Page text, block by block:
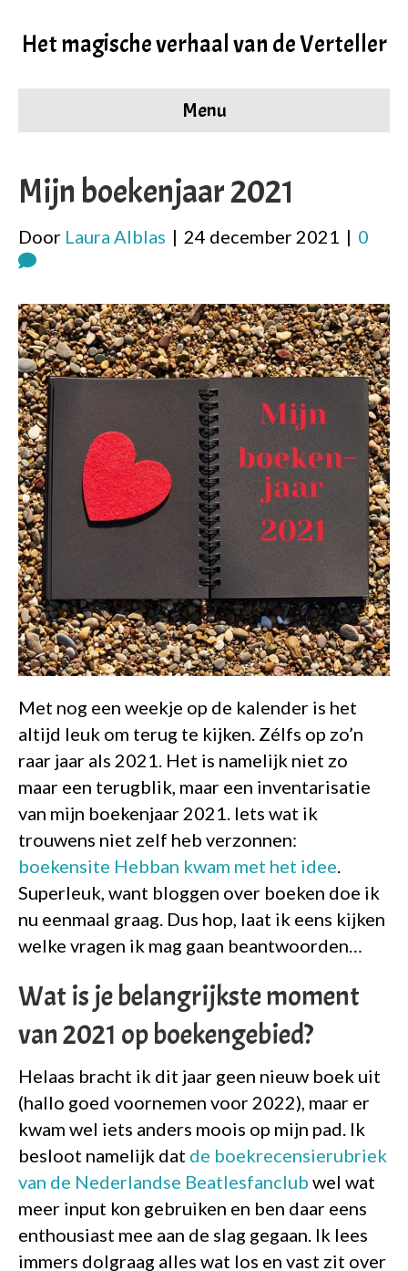
Het magische verhaal van de Verteller
Menu
Mijn boekenjaar 2021
Door Laura Alblas | 24 december 2021 | 0
Met nog een weekje op de kalender is het
altijd leuk om terug te kijken. Zélfs op zo’n
raar jaar als 2021. Het is namelijk niet zo
maar een terugblik, maar een inventarisatie
van mijn boekenjaar 2021. Iets wat ik
trouwens niet zelf heb verzonnen:
boekensite Hebban kwam met het idee.
Superleuk, want bloggen over boeken doe ik
nu eenmaal graag. Dus hop, laat ik eens kijken
welke vragen ik mag gaan beantwoorden…
Wat is je belangrijkste moment
van 2021 op boekengebied?
Helaas bracht ik dit jaar geen nieuw boek uit
(hallo goed voornemen voor 2022), maar er
kwam wel iets anders moois op mijn pad. Ik
besloot namelijk dat de boekrecensierubriek
van de Nederlandse Beatlesfanclub wel wat
meer input kon gebruiken en ben daar eens
enthousiast mee aan de slag gegaan. Ik lees
immers dolgraag alles wat los en vast zit over